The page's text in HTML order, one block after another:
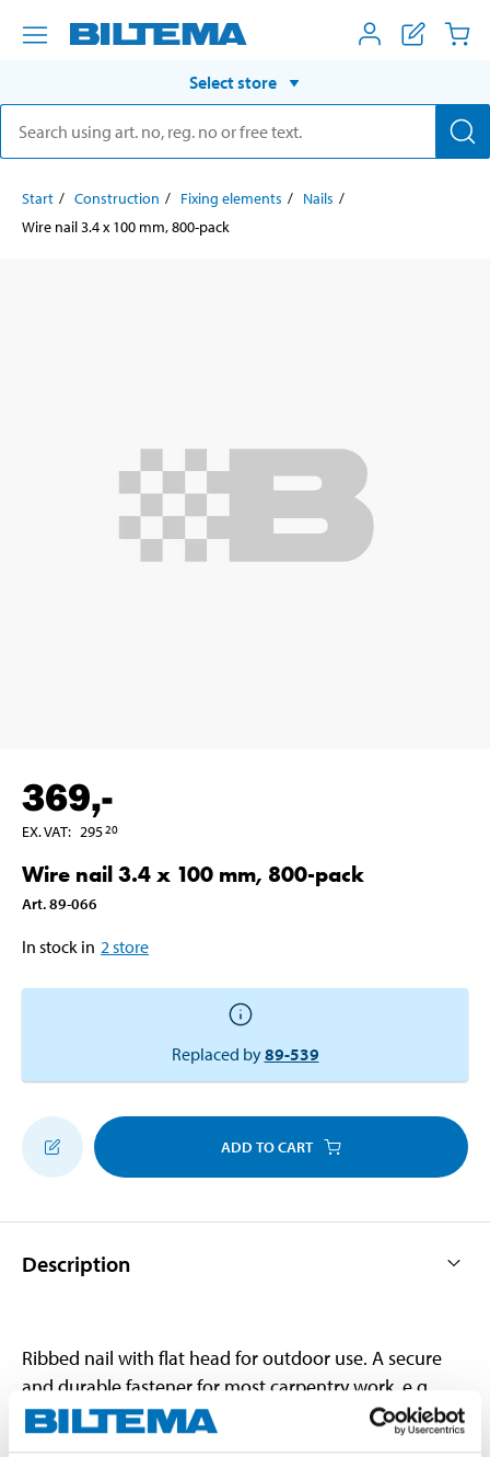
Select store
Start Construction Fixing elements
Nails
Wire nail 3.4 x 100 mm, 800-pack
369,-
EX. VAT: 29520
Wire nail 3.4 x 100 mm, 800-pack
Art.89-066
In stock in 2 store
Replaced by89-539
ADD TO CART
Description
Ribbed nail with flat head for outdoor use. A secure
and durable fastener for most carpentry work, e.g.
fence construction and wooden structures. Made of
steel with hot-dip galvanised surface finish. Corrosion